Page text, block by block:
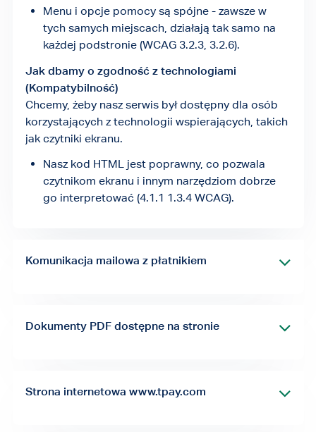
Menu i opcje pomocy są spójne - zawsze w
tych samych miejscach, działają tak samo na
każdej podstronie (WCAG 3.2.3, 3.2.6).
Jak dbamy o zgodność z technologiami
(Kompatybilność)
Chcemy, żeby nasz serwis był dostępny dla osób
korzystających z technologii wspierających, takich
jak czytniki ekranu.
Nasz kod HTML jest poprawny, co pozwala
czytnikom ekranu i innym narzędziom dobrze
go interpretować (4.1.1 1.3.4 WCAG).
Komunikacja mailowa z płatnikiem
Naszym celem jest to, aby każdy mógł bez
Nasze wiadomości mailowe nie zawierają
Dokumenty PDF dostępne na stronie
czytelne i dostępne dla każdego.
Strona internetowa www.tpay.com